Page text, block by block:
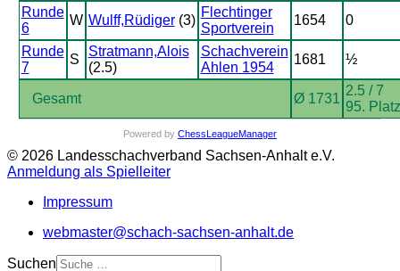
Runde
6
W Wulff,Rüdiger(3)
Flechtinger
Sportverein
1654 0
Runde
7
S
Stratmann,Alois
(2.5)
Schachverein
Ahlen 1954
1681 ½
Gesamt Ø 1731
2.5 / 7
95. Platz
Powered by ChessLeagueManager
© 2026 Landesschachverband Sachsen-Anhalt e.V.
Anmeldung als Spielleiter
Impressum
webmaster@schach-sachsen-anhalt.de
Suchen